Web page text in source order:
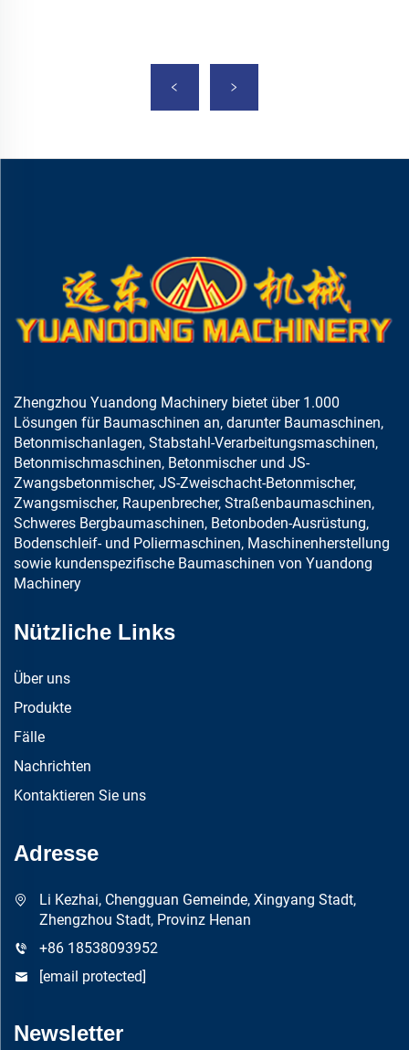
Zhengzhou Yuandong Machinery bietet über 1.000
Lösungen für Baumaschinen an, darunter Baumaschinen,
Betonmischanlagen, Stabstahl-Verarbeitungsmaschinen,
Betonmischmaschinen, Betonmischer und JS-
Zwangsbetonmischer, JS-Zweischacht-Betonmischer,
Zwangsmischer, Raupenbrecher, Straßenbaumaschinen,
Schweres Bergbaumaschinen, Betonboden-Ausrüstung,
Bodenschleif- und Poliermaschinen, Maschinenherstellung
sowie kundenspezifische Baumaschinen von Yuandong
Machinery
Nützliche Links
Über uns
Produkte
Fälle
Nachrichten
Kontaktieren Sie uns
Adresse
Li Kezhai, Chengguan Gemeinde, Xingyang Stadt,
Zhengzhou Stadt, Provinz Henan
+86 18538093952
[email protected]
Newsletter